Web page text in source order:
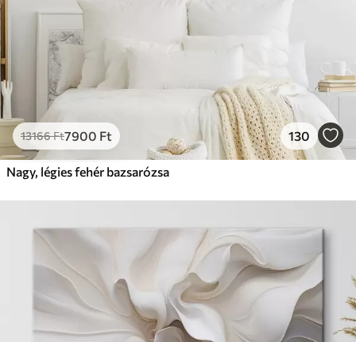
13166Ft7900 Ft 130
Nagy, légies fehér bazsarózsa